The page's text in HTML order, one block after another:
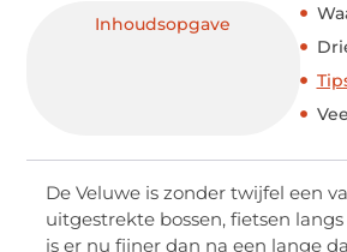
Inhoudsopgave
De Veluwe is zonder twijfel een
uitgestrekte bossen, fietsen
is er nu fijner dan na een lange